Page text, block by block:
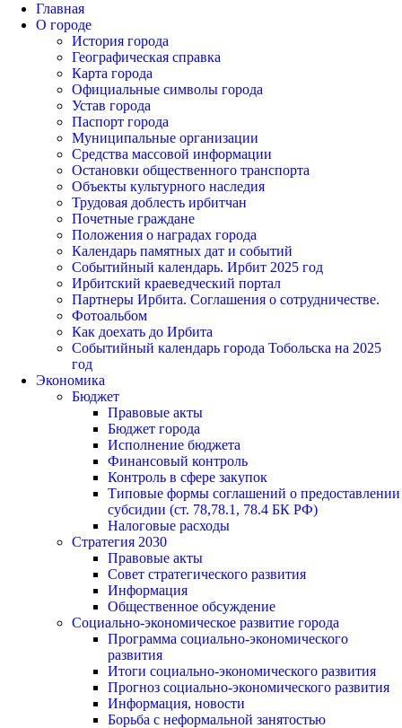
Главная
О городе
История города
Географическая справка
Карта города
Официальные символы города
Устав города
Паспорт города
Муниципальные организации
Средства массовой информации
Остановки общественного транспорта
Объекты культурного наследия
Трудовая доблесть ирбитчан
Почетные граждане
Положения о наградах города
Календарь памятных дат и событий
Событийный календарь. Ирбит 2025 год
Ирбитский краеведческий портал
Партнеры Ирбита. Соглашения о сотрудничестве.
Фотоальбом
Как доехать до Ирбита
Событийный календарь города Тобольска на 2025
год
Экономика
Бюджет
Правовые акты
Бюджет города
Исполнение бюджета
Финансовый контроль
Контроль в сфере закупок
Типовые формы соглашений о предоставлении
субсидии (ст. 78,78.1, 78.4 БК РФ)
Налоговые расходы
Стратегия 2030
Правовые акты
Совет стратегического развития
Информация
Общественное обсуждение
Социально-экономическое развитие города
Программа социально-экономического
развития
Итоги социально-экономического развития
Прогноз социально-экономического развития
Информация, новости
Борьба с неформальной занятостью